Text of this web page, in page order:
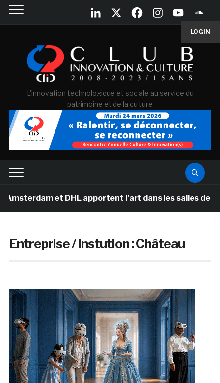
LOGIN
L'innovation technologique et sociale au service du
patrimoine et de la culture
et DHL apportent l’art dans les salles de classe des
Entreprise / Instution :Château